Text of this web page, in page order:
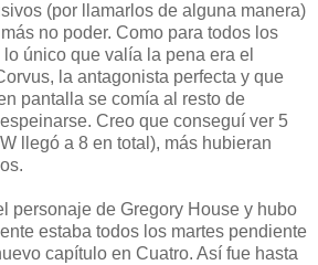
(por llamarlos de alguna manera)
no poder. Como para todos los
único que valía la pena era el
la antagonista perfecta y que
pantalla se comía al resto de
Creo que conseguí ver 5
llegó a 8 en total), más hubieran
personaje de Gregory House y hubo
estaba todos los martes pendiente
capítulo en Cuatro. Así fue hasta